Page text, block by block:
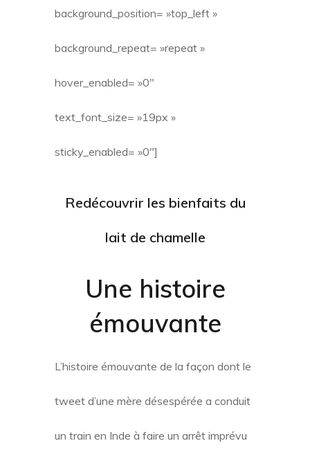
background_position= »top_left »
background_repeat= »repeat »
hover_enabled= »0″
text_font_size= »19px »
sticky_enabled= »0″]
Redécouvrir les bienfaits du
lait de chamelle
Une histoire
émouvante
L’histoire émouvante de la façon dont le
tweet d’une mère désespérée a conduit
un train en Inde à faire un arrêt imprévu